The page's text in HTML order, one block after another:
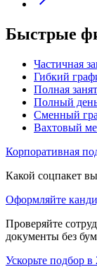
Быстрые
Частичная
Гибкий
Полная
Полный
Сменный
Вахтовый
Корпоративная
Какой соцпакет
Оформляйте
Проверяйте
документы без
Ускорьте подбор в